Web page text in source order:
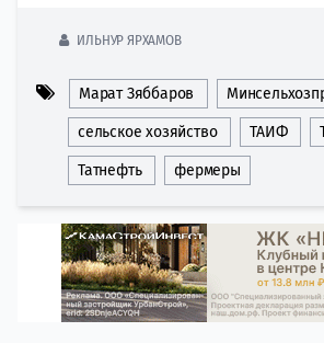
ИЛЬНУР ЯРХАМОВ
Марат Зяббаров
сельское хозяйство ТАИФ
Татнефть фермеры